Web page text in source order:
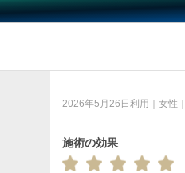
2026年5月26日利用｜女性
施術の効果